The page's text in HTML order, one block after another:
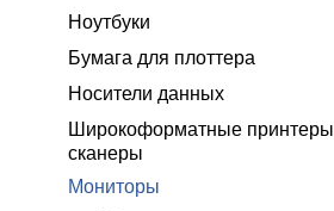
Ноутбуки
Бумага для плоттера
Носители данных
Широкоформатные принтеры
сканеры
Мониторы